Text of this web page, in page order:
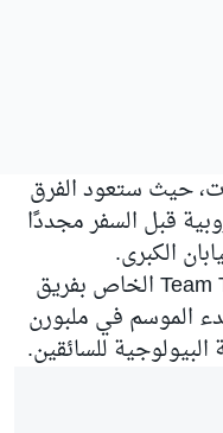
حيث ستعود الفرق
قبل السفر مجددًا
الكبرى.
وفي حديثه عبر بودكاست Team Torque الخاص بفريق
الموسم في ملبورن
للسائقين.